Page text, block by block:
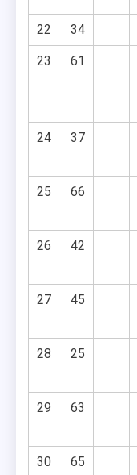
22 34
23 61
24 37
25 66
26 42
27 45
28 25
29 63
30 65